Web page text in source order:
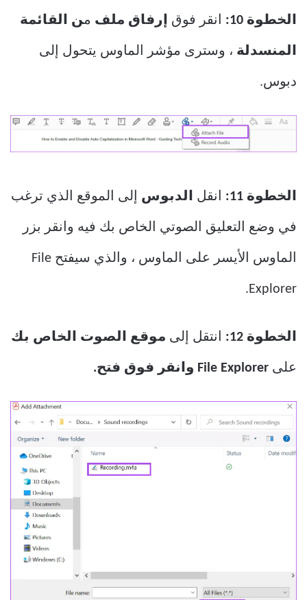
الخطوة 10: انقر فوق إرفاق ملف من القائمة
المنسدلة ، وسترى مؤشر الماوس يتحول إلى
دبوس.
الخطوة 11: انقل الدبوس إلى الموقع الذي ترغب
في وضع التعليق الصوتي الخاص بك فيه وانقر بزر
الماوس الأيسر على الماوس ، والذي سيفتح File
Explorer.
الخطوة 12: انتقل إلى موقع الصوت الخاص بك
على